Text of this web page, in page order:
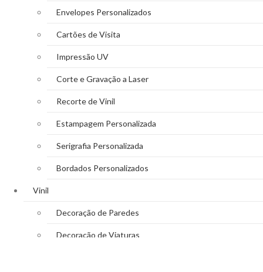
Envelopes Personalizados
Cartões de Visita
Impressão UV
Corte e Gravação a Laser
Recorte de Vinil
Estampagem Personalizada
Serigrafia Personalizada
Bordados Personalizados
Vinil
Decoração de Paredes
Decoração de Viaturas